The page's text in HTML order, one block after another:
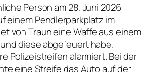
Person am 28. Juni 2026
einem Pendlerparkplatz im
von Traun eine Waffe aus einem
diese abgefeuert habe,
Polizeistreifen alarmiert. Bei der
eine Streife das Auto auf der